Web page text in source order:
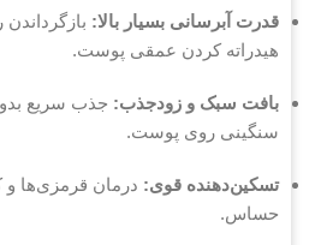
قدرت آبرسانی بسیار بالا:
هیدراته کردن عمقی پوست.
بافت سبک و زودجذب: جذب سریع
سنگینی روی پوست.
تسکین‌دهنده قوی: درمان قرمزی‌ها
حساس.